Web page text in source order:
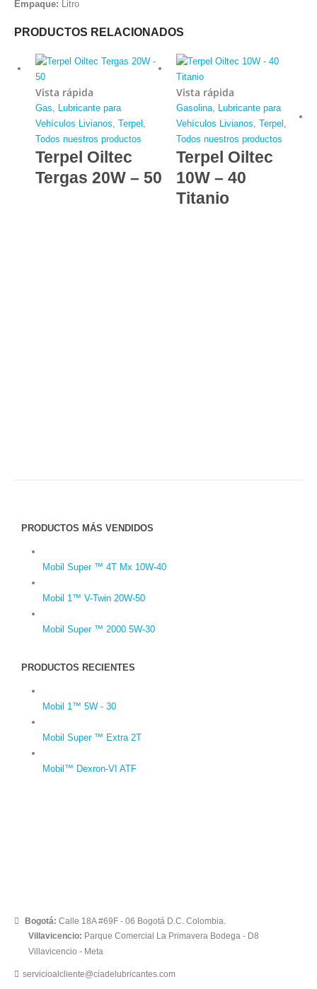
Empaque: Litro
PRODUCTOS RELACIONADOS
Vista rápida
Gas
Lubricante para
Vehículos Livianos Terpel
Todos nuestros productos
Terpel Oiltec
Tergas 20W – 50
Vista rápida
Gasolina,
Lubricante para
Vehículos Livianos Terpel
Todos nuestros productos
Terpel Oiltec
10W – 40
Titanio
PRODUCTOS MÁS VENDIDOS
Mobil Super ™ 4T Mx 10W-40
Mobil 1™ V-Twin 20W-50
Mobil Super ™ 2000 5W-30
PRODUCTOS RECIENTES
Mobil 1™ 5W - 30
Mobil Super ™ Extra 2T
Mobil™ Dexron-VI ATF
Bogotá: Calle 18A #69F - 06 Bogotá D.C. Colombia.
Villavicencio: Parque Comercial La Primavera Bodega - D8
Villavicencio - Meta
servicioalcliente@ciadelubricantes.com